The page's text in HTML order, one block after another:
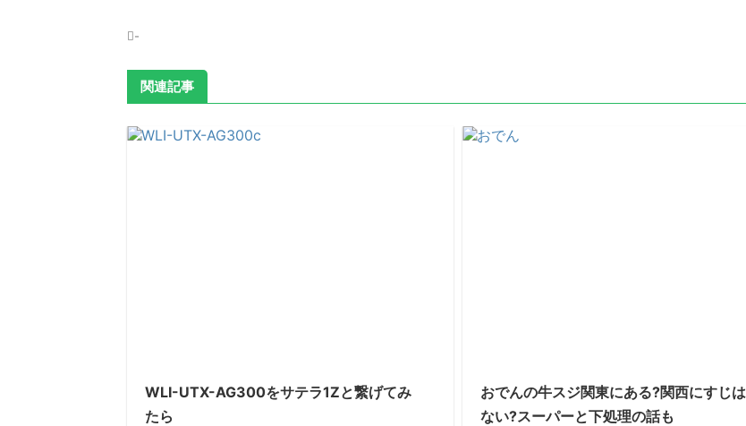
-
関連記事
WLI-UTX-AG300をサテラ1Zと繋げてみ
たら
おでんの牛スジ関東にある?関西にすじは
ない?スーパーと下処理の話も